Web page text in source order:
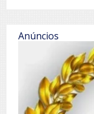
Anúncios